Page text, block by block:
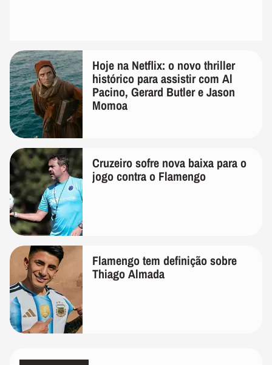
Hoje na Netflix: o novo thriller
histórico para assistir com Al
Pacino, Gerard Butler e Jason
Momoa
Cruzeiro sofre nova baixa para o
jogo contra o Flamengo
Flamengo tem definição sobre
Thiago Almada